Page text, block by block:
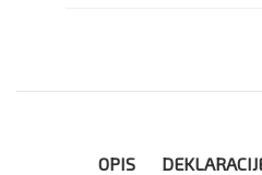
OPIS